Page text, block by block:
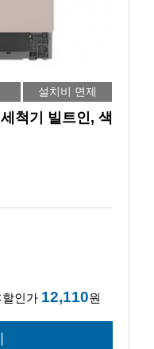
설치비 면제
척기 빌트인, 색
할인가 12,110원